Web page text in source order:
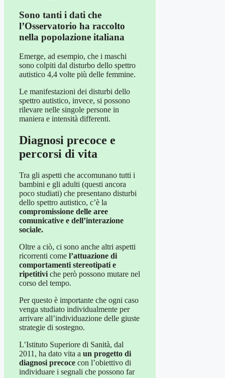
Sono tanti i dati che
l’Osservatorio ha raccolto
nella popolazione italiana
Emerge, ad esempio, che i maschi
sono colpiti dal disturbo dello spettro
autistico 4,4 volte più delle femmine.
Le manifestazioni dei disturbi dello
spettro autistico, invece, si possono
rilevare nelle singole persone in
maniera e intensità differenti.
Diagnosi precoce e
percorsi di vita
Tra gli aspetti che accomunano tutti i
bambini e gli adulti (questi ancora
poco studiati) che presentano disturbi
dello spettro autistico, c’è la
compromissione delle aree
comunicative e dell’interazione
sociale.
Oltre a ciò, ci sono anche altri aspetti
ricorrenti come l’attuazione di
comportamenti stereotipati e
ripetitivi che però possono mutare nel
corso del tempo.
Per questo è importante che ogni caso
venga studiato individualmente per
arrivare all’individuazione delle giuste
strategie di sostegno.
L’Istituto Superiore di Sanità, dal
2011, ha dato vita a un progetto di
diagnosi precoce con l’obiettivo di
individuare i segnali che possono far